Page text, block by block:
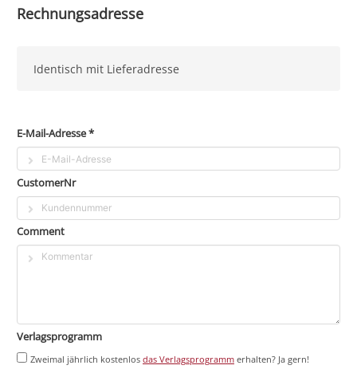
Rechnungsadresse
Identisch mit Lieferadresse
E-Mail-Adresse *
CustomerNr
Comment
Verlagsprogramm
Zweimal jährlich kostenlos das Verlagsprogramm erhalten? Ja gern!